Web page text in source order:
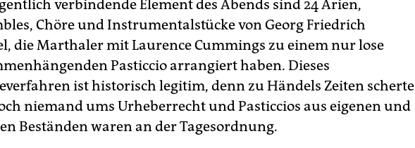
verbindende Element des Abends sind 24 Arien,
Chöre und Instrumentalstücke von Georg Friedrich
die Marthaler mit Laurence Cummings zu einem nur lose
Pasticcio arrangiert haben. Dieses
ist historisch legitim, denn zu Händels Zeiten scherte
niemand ums Urheberrecht und Pasticcios aus eigenen und
Beständen waren an der Tagesordnung.